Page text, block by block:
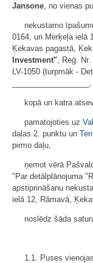
Jansone , no vienas
nekustamo
0164, un Merķeļa ielā
Ķekavas pagastā,
Investment" , Reģ.
LV-1050 (turpmāk -
kopā un katra
pamatojoties uz
daļas 2. punktu un
pirmo daļu,
ņemot vērā
"Par detālplānojuma
apstiprināšanu
ielā 12, Rāmavā,
noslēdz šāda
1.1. Puses